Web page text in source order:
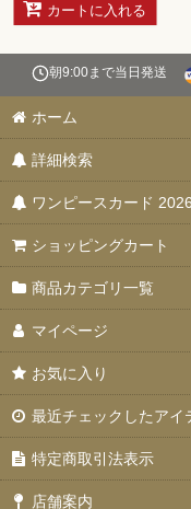
カートに入れる
朝9:00まで当日発送
ホーム
詳細検索
ワンピースカード
ショッピングカート
商品カテゴリ一覧
マイページ
お気に入り
最近チェックしたアイ
特定商取引法表示
店舗案内